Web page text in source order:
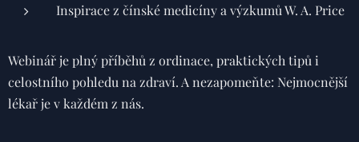
Inspirace z čínské medicíny a výzkumů W. A. Price
Webinář je plný příběhů z ordinace, praktických tipů i
celostního pohledu na zdraví. A nezapomeňte: Nejmocnější
lékař je v každém z nás.